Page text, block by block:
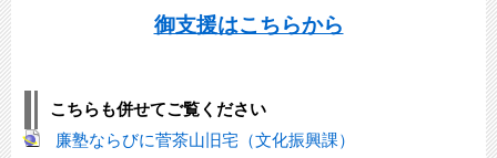
御支援はこちらから
こちらも併せてご覧ください
廉塾ならびに菅茶山旧宅（文化振興課）